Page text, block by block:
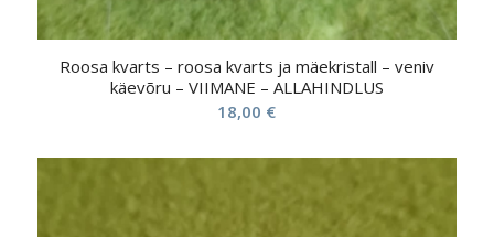
Roosa kvarts – roosa kvarts ja mäekristall – veniv
käevõru – VIIMANE – ALLAHINDLUS
18,00 €